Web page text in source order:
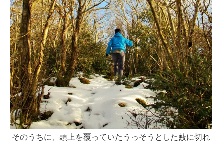
そのうちに、頭上を覆っていたうっそうとした藪に切れ